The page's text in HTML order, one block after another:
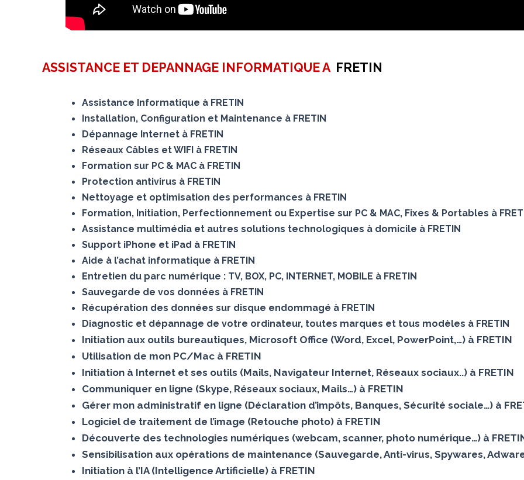
ASSISTANCE ET DEPANNAGE INFORMATIQUE A FRETIN
Assistance Informatique à FRETIN
Installation, Configuration et Maintenance à FRETIN
Dépannage Internet à FRETIN
Réseaux Câbles et WIFI à FRETIN
Formation sur PC & MAC à FRETIN
Protection antivirus à FRETIN
Nettoyage et optimisation des performances à FRETIN
Formation, Initiation, Perfectionnement ou Expertise sur PC & MAC, Fixes & Portables à
Assistance multimédia et autres solutions technologiques à domicile à FRETIN
Support iPhone et iPad à FRETIN
Aide à l’achat informatique à FRETIN
Entretien du parc numérique : TV, BOX, PC, INTERNET, MOBILE à FRETIN
Sauvegarde de vos données à FRETIN
Récupération des données sur disque endommagé à FRETIN
Diagnostic et dépannage de votre ordinateur, toutes marques et tous modèles à FRETIN
Initiation aux outils bureautiques, Microsoft Office (Word, Excel, PowerPoint,…) à FRETIN
Utilisation de mon PC/Mac à FRETIN
Initiation à Internet et ses outils (Mails, Navigateur Internet, Réseaux sociaux..) à FRETIN
Communiquer en ligne (Skype, Réseaux sociaux, Mails…) à FRETIN
Gérer mon administratif en ligne (Déclaration d’impôts, Banques, Sécurité sociale…) à
Logiciel de traitement de l’image (Retouche photo) à FRETIN
Découverte des technologies numériques (webcam, scanner, photo numérique…) à
Sensibilisation aux opérations de maintenance (Sauvegarde, Anti-virus, Spywares,
Initiation à l’IA (Intelligence Artificielle) à FRETIN